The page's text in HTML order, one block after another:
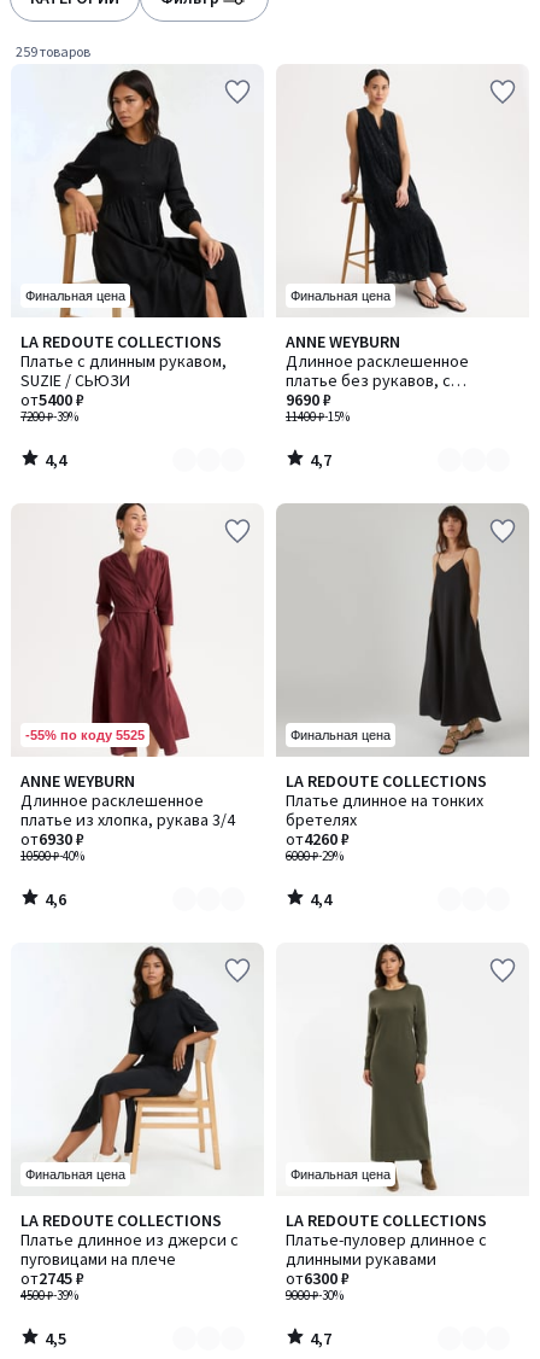
259 товаров
Финальная цена
LA REDOUTE COLLECTIONS
Платье с длинным рукавом,
SUZIE / СЬЮЗИ
7200 ₽-39%
от5400 ₽
4,4
/ 5
Количество
цветов:
2
4,4
/
Финальная цена
ANNE WEYBURN
Длинное расклешенное
платье без рукавов, с
вышивкой
11400 ₽-15%
9690 ₽
4,7
/ 5
Количество
цветов:
2
4,7
/
-55% по коду 5525
ANNE WEYBURN
Длинное расклешенное
платье из хлопка, рукава 3/4
10500 ₽-40%
от6930 ₽
4,6
/ 5
Количество
цветов:
2
4,6
/
Финальная цена
LA REDOUTE COLLECTIONS
Платье длинное на тонких
бретелях
6000 ₽-29%
от4260 ₽
4,4
/ 5
Количество
цветов:
2
4,4
/
Финальная цена
LA REDOUTE COLLECTIONS
Платье длинное из джерси с
пуговицами на плече
4500 ₽-39%
от2745 ₽
4,5
/ 5
Количество
цветов:
2
4,5
/
Финальная цена
LA REDOUTE COLLECTIONS
Платье-пуловер длинное с
длинными рукавами
9000 ₽-30%
от6300 ₽
4,7
/ 5
Количество
цветов:
2
4,7
/